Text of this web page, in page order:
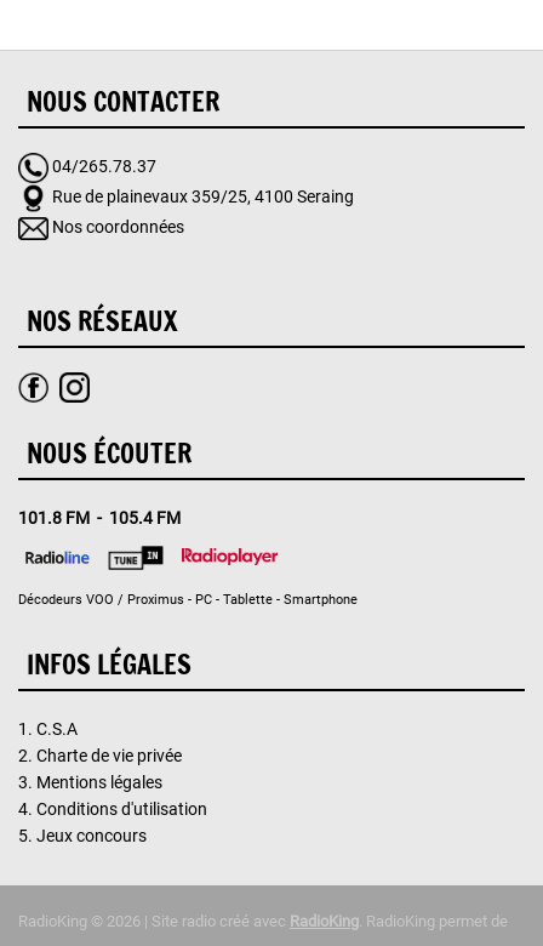
NOUS CONTACTER
04/265.78.37
Rue de plainevaux 359/25, 4100 Seraing
Nos coordonnées
NOS RÉSEAUX
NOUS ÉCOUTER
101.8 FM - 105.4 FM
Décodeurs VOO / Proximus - PC - Tablette - Smartphone
INFOS LÉGALES
1. C.S.A
2. Charte de vie privée
3. Mentions légales
4. Conditions d'utilisation
5. Jeux concours
RadioKing © 2026 | Site radio créé avec RadioKing. RadioKing permet de